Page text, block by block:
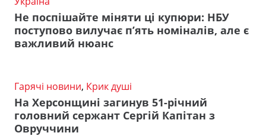
Не поспішайте міняти ці купюри: НБУ
поступово вилучає п’ять номіналів, але є
важливий нюанс
Гарячі новини, Крик душі
На Херсонщині загинув 51-річний
головний сержант Сергій Капітан з
Овруччини